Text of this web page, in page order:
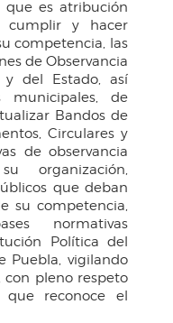
que es atribución
cumplir y hacer
competencia, las
de Observancia
y del Estado, así
municipales, de
Bandos de
Circulares y
de observancia
organización,
que deban
su competencia,
normativas
Política del
Puebla, vigilando
con pleno respeto
que reconoce el